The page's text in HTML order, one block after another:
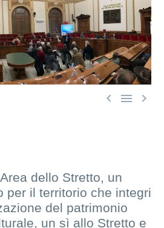
  
dello Stretto, un
per il territorio che integri
del patrimonio
un sì allo Stretto e